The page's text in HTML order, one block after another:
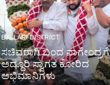
BALLARI DISTRICT
ಸಚಿವರಾಗಿ ಬಂದ ನಾಗೇಂದ್ರಗೆ
ಅದ್ದೂರಿ ಸ್ವಾಗತ ಕೋರಿದ
ಅಭಿಮಾನಿಗಳು